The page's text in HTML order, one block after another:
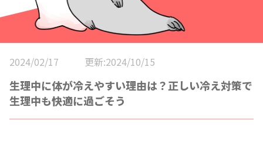
2024/02/17 更新:2024/10/15
生理中に体が冷えやすい理由は？正しい冷え対策で
生理中も快適に過ごそう